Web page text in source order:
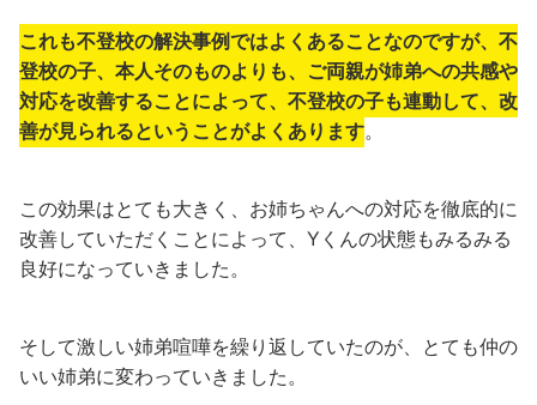
これも不登校の解決事例ではよくあることなのですが、不
登校の子、本人そのものよりも、ご両親が姉弟への共感や
対応を改善することによって、不登校の子も連動して、改
善が見られるということがよくあります。
この効果はとても大きく、お姉ちゃんへの対応を徹底的に
改善していただくことによって、Yくんの状態もみるみる
良好になっていきました。
そして激しい姉弟喧嘩を繰り返していたのが、とても仲の
いい姉弟に変わっていきました。